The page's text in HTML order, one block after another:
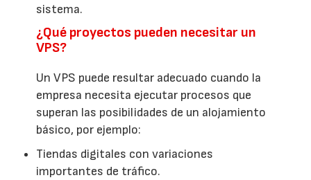
sistema.
¿Qué proyectos pueden necesitar un
VPS?
Un VPS puede resultar adecuado cuando la
empresa necesita ejecutar procesos que
superan las posibilidades de un alojamiento
básico, por ejemplo:
Tiendas digitales con variaciones
importantes de tráfico.